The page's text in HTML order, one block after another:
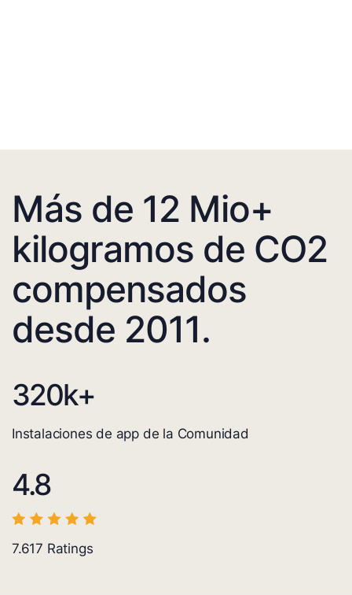
Más de 12 Mio+
kilogramos de CO2
compensados
desde 2011.
320k+
Instalaciones de app de la Comunidad
4.8
7.617 Ratings